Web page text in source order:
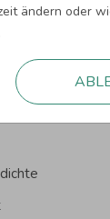
ändern oder